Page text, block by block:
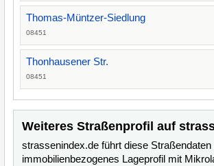
Thomas-Müntzer-Siedlung
08451
Thonhausener Str.
08451
Weiteres Straßenprofil auf
strassenindex.de führt diese
immobilienbezogenes Lageprofil mit